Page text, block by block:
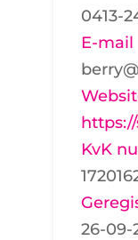
0413-
E-mail
KvK
26-09-